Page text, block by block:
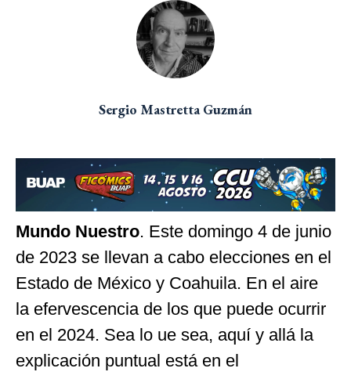
Sergio Mastretta Guzmán
Mundo Nuestro. Este domingo 4 de junio
de 2023 se llevan a cabo elecciones en el
Estado de México y Coahuila. En el aire
la efervescencia de los que puede ocurrir
en el 2024. Sea lo ue sea, aquí y allá la
explicación puntual está en el